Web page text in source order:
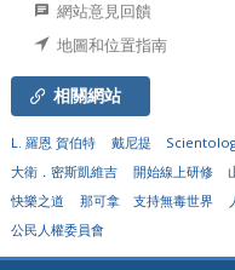
網站意見回饋
地圖和位置指南
相關網站
L. 羅恩 賀伯特 戴尼提
大衛．密斯凱維吉
開始線上研修
快樂之道
那可拿 支持無毒世界
公民人權委員會